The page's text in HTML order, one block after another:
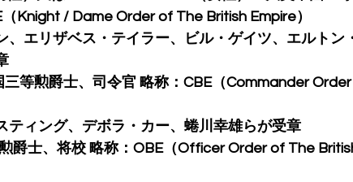
Knight / Dame Order of The British Empire）
エリザベス・テイラー、ビル・ゲイツ、エルトン
等勲爵士、司令官 略称：CBE（Commander
ィング、デボラ・カー、蜷川幸雄らが受章
爵士、将校 略称：OBE（Officer Order of The